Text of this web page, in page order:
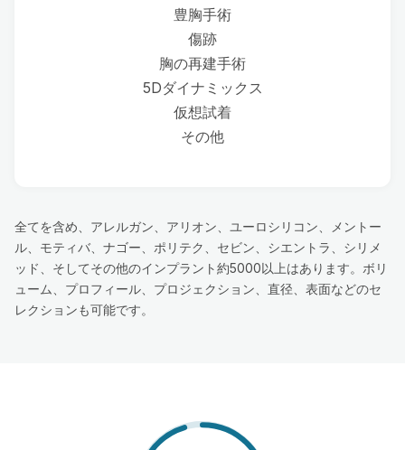
豊胸手術
傷跡
胸の再建手術
5Dダイナミックス
仮想試着
その他
全てを含め、アレルガン、アリオン、ユーロシリコン、メントー
ル、モティバ、ナゴー、ポリテク、セビン、シエントラ、シリメ
ッド、そしてその他のインプラント約5000以上はあります。ボリ
ューム、プロフィール、プロジェクション、直径、表面などのセ
レクションも可能です。